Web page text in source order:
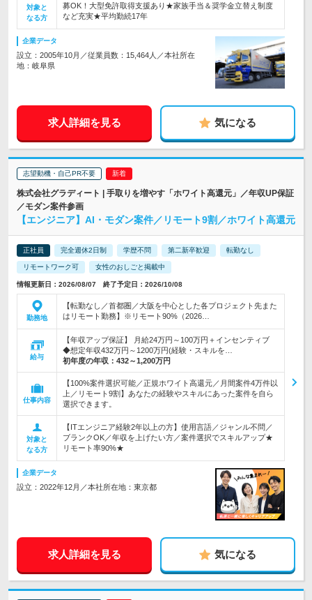
対象と
なる方
募OK！大型免許取得支援あり★家族手当＆奨学金立替え制度
など充実★平均勤続17年
企業データ
設立：2005年10月／従業員数：15,464人／本社所在
地：岐阜県
求人詳細を見る 気になる
志望動機・自己PR不要
株式会社グラディート | 手取りを増やす「ホワイト高還元」／年収UP保証
／モダン案件参画
【エンジニア】AI・モダン案件／リモート9割／ホワイト高還元
正社員 完全週休2日制 学歴不問 第二新卒歓迎 転勤なし
リモートワーク可 女性のおしごと掲載中
情報更新日：2026/08/07 終了予定日：2026/10/08
勤務地
【転勤なし／首都圏／大阪を中心とした各プロジェクト先また
はリモート勤務】※リモート90%（2026…
給与
【年収アップ保証】 月給24万円～100万円＋インセンティブ
◆想定年収432万円～1200万円(経験・スキルを…
初年度の年収： 432～1,200万円
仕事内容
【100%案件選択可能／正規ホワイト高還元／月間案件4万件以
上／リモート9割】あなたの経験やスキルにあった案件を自ら
選択できます。
対象と
なる方
【ITエンジニア経験2年以上の方】使用言語／ジャンル不問／
ブランクOK／年収を上げたい方／案件選択でスキルアップ★
リモート率90%★
企業データ
設立：2022年12月／本社所在地：東京都
求人詳細を見る 気になる